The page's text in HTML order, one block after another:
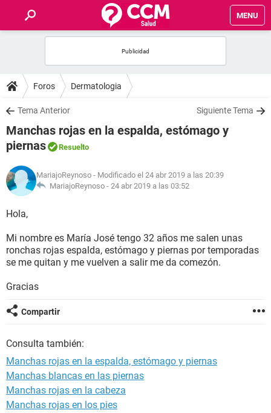
MENU
FOROS
SALUD
FAMILIA
NUTRICIÓN
SEXUALIDAD
GLOSARIO
Foros Dermatologia
Tema Anterior Siguiente Tema
Manchas rojas en la espalda, estómago y
piernas
Resuelto
MariajoReynoso - Modificado el 24 abr 2019 a las 20:39
MariajoReynoso - 24 abr 2019 a las 03:52
Hola,
Mi nombre es María José tengo 32 años me salen unas
ronchas rojas espalda, estómago y piernas por temporadas
se me quitan y me vuelven a salir me da comezón.
Gracias
Compartir
Consulta también:
Manchas rojas en la espalda, estómago y piernas
Manchas blancas en las piernas
Manchas rojas en la cabeza
Manchas rojas en los pies